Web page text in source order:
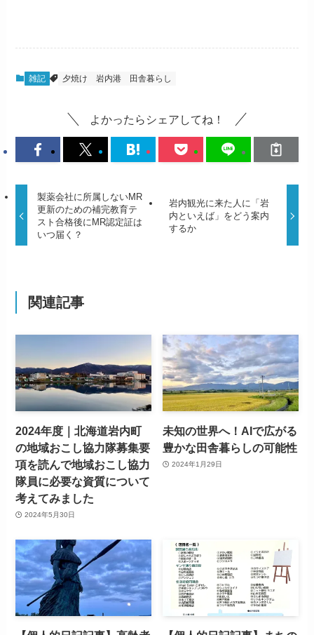
雑記 夕焼け 岩内港 田舎暮らし
よかったらシェアしてね！
製薬会社に所属しないMR
更新のための補完教育テ
スト合格後にMR認定証は
いつ届く？
岩内観光に来た人に「岩
内といえば」をどう案内
するか
関連記事
2024年度｜北海道岩内町
の地域おこし協力隊募集要
項を読んで地域おこし協力
隊員に必要な資質について
考えてみました
2024年5月30日
未知の世界へ！AIで広がる
豊かな田舎暮らしの可能性
2024年1月29日